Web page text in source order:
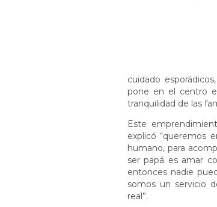
cuidado
pone en el centro
tranquilidad de las
Este
explicó “queremos
humano, para
ser papá es amar
entonces nadie
somos un servicio
real”.